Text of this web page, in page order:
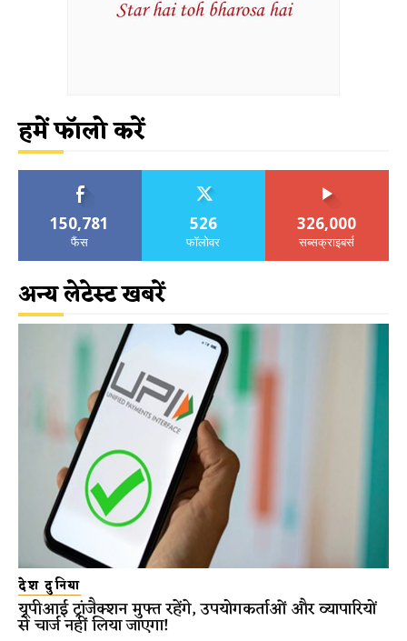
हमें फॉलो करें
150,781
फैंस
526
फॉलोवर
326,000
सब्सक्राइबर्स
अन्य लेटेस्ट खबरें
देश दुनिया
यूपीआई ट्रांजैक्शन मुफ्त रहेंगे, उपयोगकर्ताओं और व्यापारियों
से चार्ज नहीं लिया जाएगा!